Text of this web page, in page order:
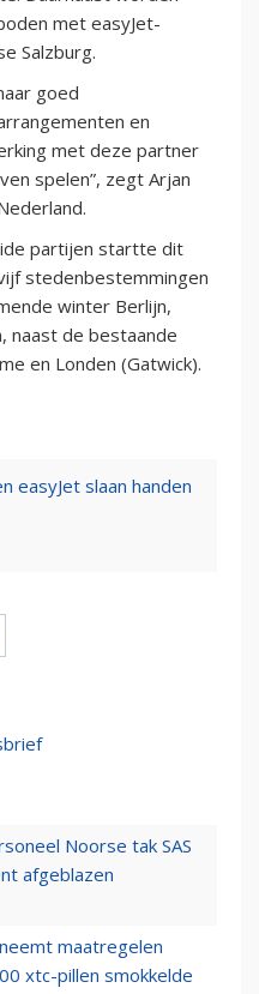
met easyJet-
Salzburg.
goed
en
met deze partner
spelen”, zegt Arjan
partijen startte dit
stedenbestemmingen
winter Berlijn,
naast de bestaande
en Londen (Gatwick).
easyJet slaan handen
Noorse tak SAS
afgeblazen
maatregelen
xtc-pillen smokkelde